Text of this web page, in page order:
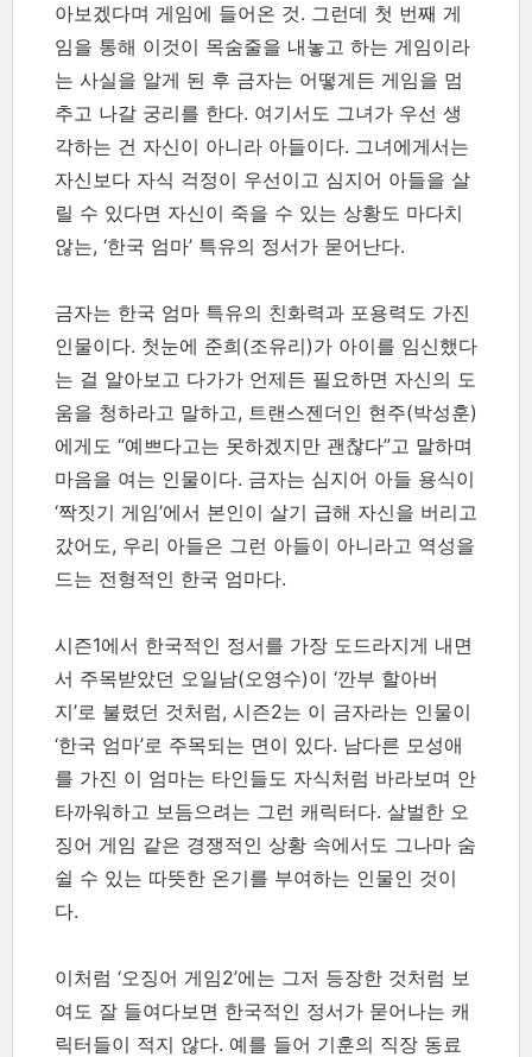
아보겠다며 게임에 들어온 것. 그런데 첫 번째 게
임을 통해 이것이 목숨줄을 내놓고 하는 게임이라
는 사실을 알게 된 후 금자는 어떻게든 게임을 멈
추고 나갈 궁리를 한다. 여기서도 그녀가 우선 생
각하는 건 자신이 아니라 아들이다. 그녀에게서는
자신보다 자식 걱정이 우선이고 심지어 아들을 살
릴 수 있다면 자신이 죽을 수 있는 상황도 마다치
않는, ‘한국 엄마’ 특유의 정서가 묻어난다.
금자는 한국 엄마 특유의 친화력과 포용력도 가진
인물이다. 첫눈에 준희(조유리)가 아이를 임신했다
는 걸 알아보고 다가가 언제든 필요하면 자신의 도
움을 청하라고 말하고, 트랜스젠더인 현주(박성훈)
에게도 “예쁘다고는 못하겠지만 괜찮다”고 말하며
마음을 여는 인물이다. 금자는 심지어 아들 용식이
‘짝짓기 게임’에서 본인이 살기 급해 자신을 버리고
갔어도, 우리 아들은 그런 아들이 아니라고 역성을
드는 전형적인 한국 엄마다.
시즌1에서 한국적인 정서를 가장 도드라지게 내면
서 주목받았던 오일남(오영수)이 ‘깐부 할아버
지’로 불렸던 것처럼, 시즌2는 이 금자라는 인물이
‘한국 엄마’로 주목되는 면이 있다. 남다른 모성애
를 가진 이 엄마는 타인들도 자식처럼 바라보며 안
타까워하고 보듬으려는 그런 캐릭터다. 살벌한 오
징어 게임 같은 경쟁적인 상황 속에서도 그나마 숨
쉴 수 있는 따뜻한 온기를 부여하는 인물인 것이
다.
이처럼 ‘오징어 게임2’에는 그저 등장한 것처럼 보
여도 잘 들여다보면 한국적인 정서가 묻어나는 캐
릭터들이 적지 않다. 예를 들어 기훈의 직장 동료